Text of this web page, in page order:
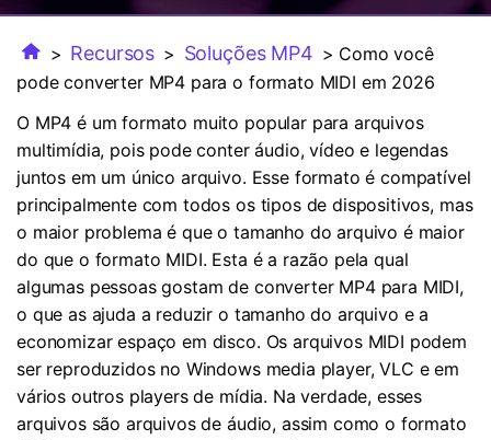
Usuários educacionais desfrutam
Usuários de DVD
Usuários de Redes Sociais
Usuários de Mac
MAIS SOLUÇÕES
UniConverter.
Assista ao tutorial em vídeo para aprender como usar o
UniConverter.
Especificaciones Técnicas
Uma lista de todos os formatos, dispositivos e GPUs
suportados pelo UniConverter.
O que há de novo?
Os produtos e atualizações mais recentes.
Pesquisar
> Recursos > Soluções MP4 > Como você
pode converter MP4 para o formato MIDI em 2026
O MP4 é um formato muito popular para arquivos
multimídia, pois pode conter áudio, vídeo e legendas
juntos em um único arquivo. Esse formato é compatível
principalmente com todos os tipos de dispositivos, mas
o maior problema é que o tamanho do arquivo é maior
do que o formato MIDI. Esta é a razão pela qual
algumas pessoas gostam de converter MP4 para MIDI,
o que as ajuda a reduzir o tamanho do arquivo e a
economizar espaço em disco. Os arquivos MIDI podem
ser reproduzidos no Windows media player, VLC e em
vários outros players de mídia. Na verdade, esses
arquivos são arquivos de áudio, assim como o formato